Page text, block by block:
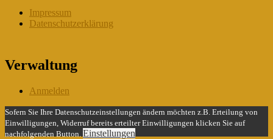
Impressum
Datenschutzerklärung
Verwaltung
Anmelden
Sofern Sie Ihre Datenschutzeinstellungen ändern möchten z.B. Erteilung von
Einwilligungen, Widerruf bereits erteilter Einwilligungen klicken Sie auf
nachfolgenden Button. Einstellungen